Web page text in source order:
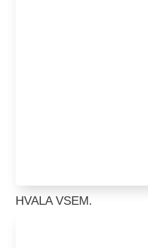
HVALA VSEM.